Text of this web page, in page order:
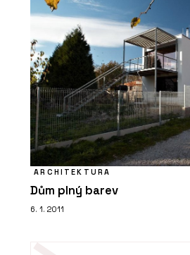
ARCHITEKTURA
Dům plný barev
6. 1. 2011